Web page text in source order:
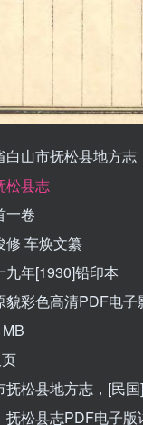
白山市抚松县地方志
松县志
一卷
修 车焕文纂
九年[1930]铅印本
貌彩色高清PDF电子
抚松县地方志，[民
松县志PDF电子版